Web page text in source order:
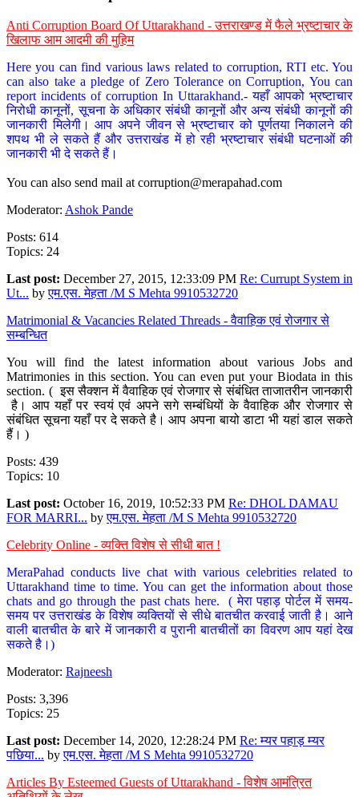
Anti Corruption Board Of Uttarakhand - उत्तराखण्ड में फैले भ्रष्टाचार के
खिलाफ आम आदमी की मुहिम
Here you can find various laws related to corruption, RTI etc. You
can also take a pledge of Zero Tolerance on Corruption, You can
report incidents of corruption In Uttarakhand.- यहाँ आपको भ्रष्टाचार
निरोधी कानूनों, सूचना के अधिकार संबंधी कानूनों और अन्य संबंधी कानूनों की
जानकारी मिलेगी। आप अपने जीवन से भ्रष्टाचार को पूर्णतया निकालने की
शपथ भी ले सकते हैं और उत्तराखंड में हो रही भ्रष्टाचार संबंधी घटनाओं की
जानकारी भी दे सकते हैं।
You can also send mail at corruption@merapahad.com
Moderator: Ashok Pande
Posts: 614
Topics: 24
Last post: December 27, 2015, 12:33:09 PM Re: Currupt System in
Ut... byएम.एस. मेहता /M S Mehta 9910532720
Matrimonial & Vacancies Related Threads - वैवाहिक एवं रोजगार से
सम्बन्धित
You will find the latest information about various Jobs and
Matrimonies in this section. You can even put your Biodata in this
section. ( इस सैक्शन में वैवाहिक एवं रोजगार से संबंधित ताजातरीन जानकारी
है। आप यहाँ पर स्वयं एवं अपने सगे सम्बंधियों के वैवाहिक और रोजगार से
संबंधित सूचना यहाँ पर दे सकते है। आप अपना बायो डाटा भी यहां डाल सकते
हैं। )
Posts: 439
Topics: 10
Last post: October 16, 2019, 10:52:33 PM Re: DHOL DAMAU
FOR MARRI... byएम.एस. मेहता /M S Mehta 9910532720
Celebrity Online - व्यक्ति विशेष से सीधी बात !
MeraPahad conducts live chat with various celebrities related to
Uttarakhand time to time. You can get the information about those
chats and go through the past chats here. ( मेरा पहाड़ पोर्टल में समय-
समय पर उत्तराखंड के विशेष व्यक्तियों से सीधे बातचीत करवाई जाती है। आने
वाली बातचीत के बारे में जानकारी व पुरानी बातचीतों का विवरण आप यहां देख
सकते है।)
Moderator: Rajneesh
Posts: 3,396
Topics: 25
Last post: December 14, 2020, 12:28:24 PM Re: म्यर पहाड़ म्यर
पछिया... byएम.एस. मेहता /M S Mehta 9910532720
Articles By Esteemed Guests of Uttarakhand - विशेष आमंत्रित